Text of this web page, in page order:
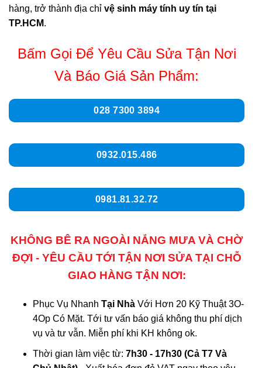
hàng, trở thành địa chỉ vệ sinh máy tính uy tín tại
TP.HCM.
Bấm Gọi Để Yêu Cầu Sửa Tận Nơi
Và Báo Giá Sản Phẩm:
028 7300 3894
0932.015.486
0981.81.32.72
KHÔNG BÊ RA NGOÀI NẮNG MƯA VÀ CHỜ
ĐỢI - YÊU CẦU TỚI TẬN NƠI SỬA TẠI CHỖ
GIAO HÀNG TẬN NƠI:
Phục Vụ Nhanh Tại NhàVới Hơn 20 Kỹ Thuật 3O-
4Op Có Mặt. Tới tư vấn báo giá không thu phí dịch
vụ và tư vẫn. Miễn phí khi KH không ok.
Thời gian làm việc từ: 7h30 - 17h30 (Cả T7 Và